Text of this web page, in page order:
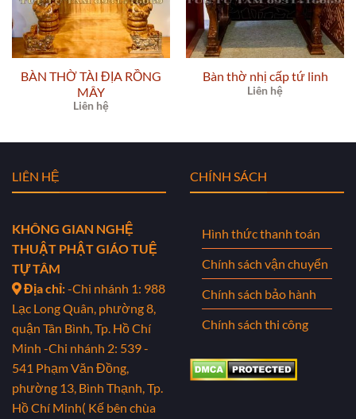
BÀN THỜ TÀI ĐỊA RỒNG
MÂY
Liên hệ
Bàn thờ nhị cấp tứ linh
Liên hệ
LIÊN HỆ
KHÔNG GIAN NGHỆ
THUẬT PHẬT GIÁO TUỆ
TỰ TÂM
Địa chỉ:-Chi nhánh 1: 988
Lạc Long Quân, phường 8,
quận Tân Bình, Tp. Hồ Chí
Minh -Chi nhánh 2: 539 -
541 Phạm Văn Đồng,
phường 13, Bình Thạnh, Tp.
Hồ Chí Minh( Kế bên chùa
CHÍNH SÁCH
Hình thức thanh toán
Chính sách vận chuyển
Chính sách bảo hành
Chính sách thi công